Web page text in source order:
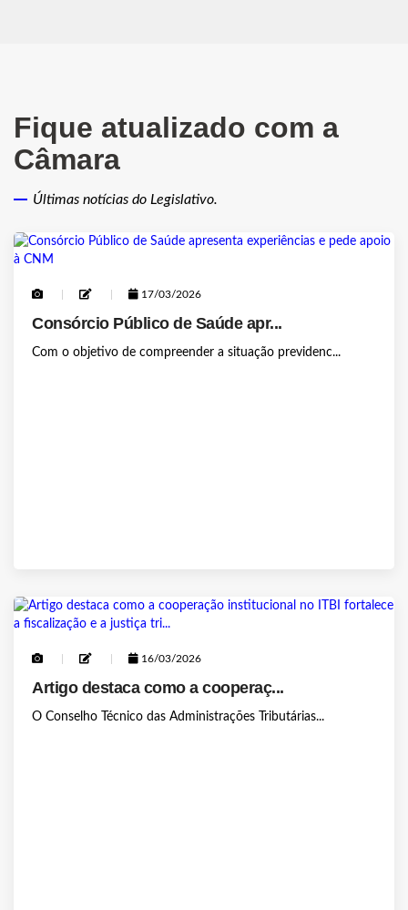
Fique atualizado com a
Câmara
Últimas notícias do Legislativo.
17/03/2026
Consórcio Público de Saúde apr...
Com o objetivo de compreender a situação previdenc...
16/03/2026
Artigo destaca como a cooperaç...
O Conselho Técnico das Administrações Tributárias...